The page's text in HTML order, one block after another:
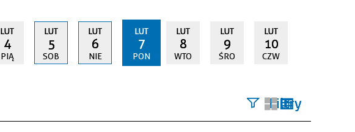
LUT
4
PIĄ
LUT
5
SOB
LUT
6
NIE
LUT
7
PON
LUT
8
WTO
LUT
9
ŚRO
LUT
10
CZW
Filtry